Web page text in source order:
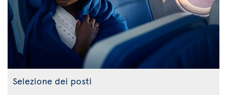
Selezione dei posti